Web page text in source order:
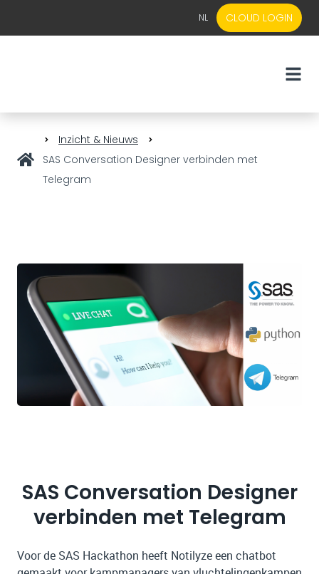
NL CLOUD LOGIN
Inzicht & Nieuws
SAS Conversation Designer verbinden met
Telegram
SAS Conversation Designer
verbinden met Telegram
Voor de SAS Hackathon heeft Notilyze een chatbot